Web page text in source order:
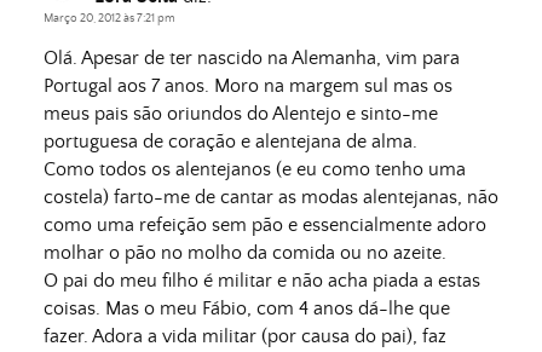
Março 20, 2012 às 7:21 pm
Olá. Apesar de ter nascido na Alemanha, vim para
Portugal aos 7 anos. Moro na margem sul mas os
meus pais são oriundos do Alentejo e sinto-me
portuguesa de coração e alentejana de alma.
Como todos os alentejanos (e eu como tenho uma
costela) farto-me de cantar as modas alentejanas, não
como uma refeição sem pão e essencialmente adoro
molhar o pão no molho da comida ou no azeite.
O pai do meu filho é militar e não acha piada a estas
coisas. Mas o meu Fábio, com 4 anos dá-lhe que
fazer. Adora a vida militar (por causa do pai), faz